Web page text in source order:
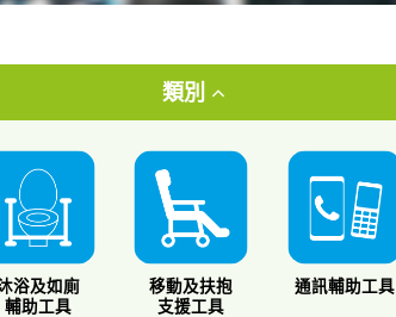
類別
浴及如廁
輔助工具
移動及扶抱
支援工具
通訊輔助工具